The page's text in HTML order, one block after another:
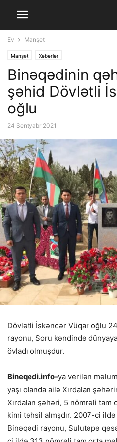
Ev Manşet
Manşet Xəbərlər
Binəqədinin
şəhid Dövlətli
oğlu
24 Sentyabr 2021
Dövlətli İskəndər Vüqar oğlu
rayonu, Soru kəndində
övladı olmuşdur.
Bineqedi.info-ya verilən
yaşı olanda ailə Xırdalan
Xırdalan şəhəri, 5 nömrəli
kimi təhsil almşdır. 2007-ci
Binəqədi rayonu, Sulutəpə